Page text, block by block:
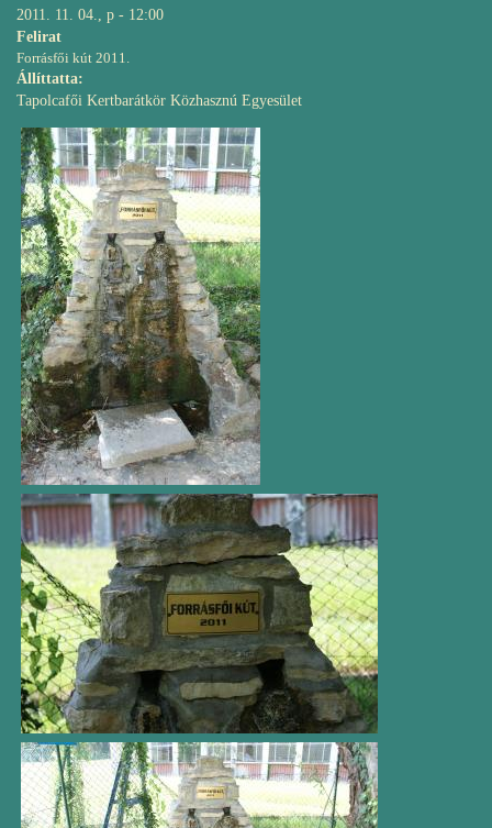
2011. 11. 04., p - 12:00
Felirat
Forrásfői kút 2011.
Állíttatta:
Tapolcafői Kertbarátkör Közhasznú Egyesület